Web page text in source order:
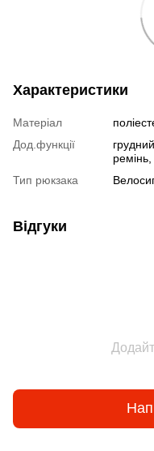
Характеристики
Матеріал
Дод.функції
Тип рюкзака
Відгуки